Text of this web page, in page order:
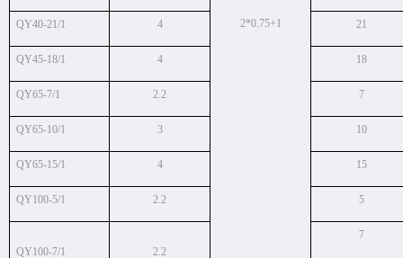
2*0.75+1
QY40-21/1 4 21
QY45-18/1 4 18
QY65-7/1 2.2 7
QY65-10/1 3 10
QY65-15/1 4 15
QY100-5/1 2.2 5
QY100-7/1 2.2
7